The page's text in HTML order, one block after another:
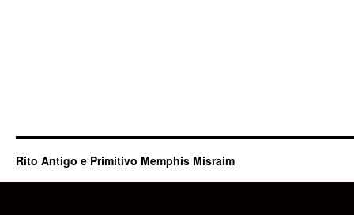
Rito Antigo e Primitivo Memphis Misraim